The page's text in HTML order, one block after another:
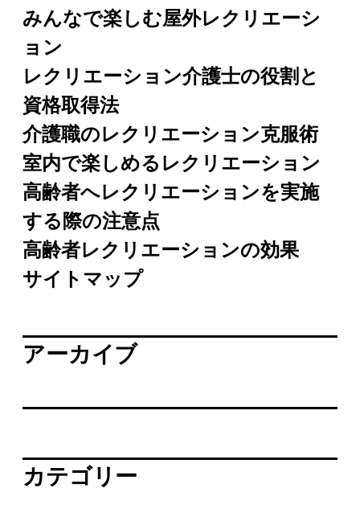
みんなで楽しむ屋外レクリエーシ
ョン
レクリエーション介護士の役割と
資格取得法
介護職のレクリエーション克服術
室内で楽しめるレクリエーション
高齢者へレクリエーションを実施
する際の注意点
高齢者レクリエーションの効果
サイトマップ
アーカイブ
カテゴリー